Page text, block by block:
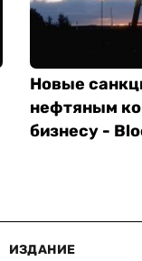
Новые
нефтяным
бизнесу -
ИЗДАНИЕ